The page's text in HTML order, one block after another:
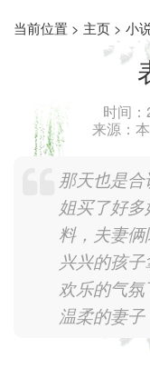
当前位置 > 主页 > 小
时间：
来源：
那天也是
姐买了好
料，夫妻
兴兴的孩子
欢乐的气
温柔的妻子